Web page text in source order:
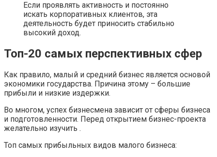
Если проявлять активность и постоянно
искать корпоративных клиентов, эта
деятельность будет приносить стабильно
высокий доход.
Топ-20 самых перспективных сфер
Как правило, малый и средний бизнес является основой
экономики государства. Причина этому – большие
прибыли и низкие издержки.
Во многом, успех бизнесмена зависит от сферы бизнеса
и подготовленности. Перед открытием бизнес-проекта
желательно изучить .
Топ самых прибыльных видов малого бизнеса: